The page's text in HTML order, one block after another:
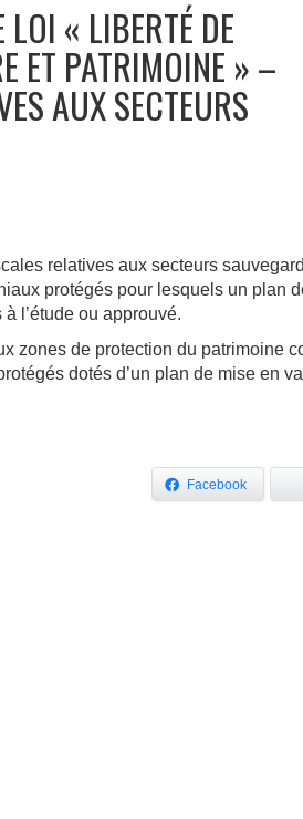
« LIBERTÉ DE
ET PATRIMOINE » –
AUX SECTEURS
relatives aux secteurs
protégés pour lesquels un plan
l’étude ou approuvé.
zones de protection du patrimoine
dotés d’un plan de mise en
Facebook